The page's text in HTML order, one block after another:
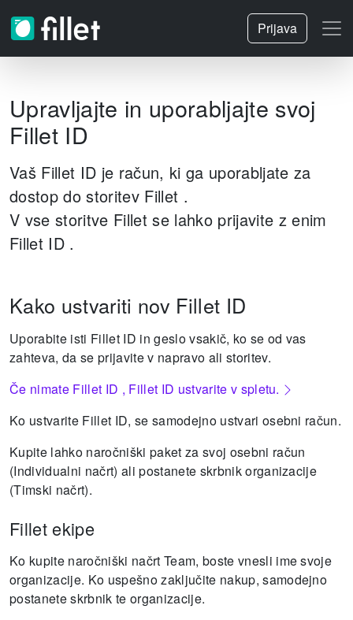
Prijava
Upravljajte in uporabljajte svoj
Fillet ID
Vaš Fillet ID je račun, ki ga uporabljate za
dostop do storitev Fillet .
V vse storitve Fillet se lahko prijavite z enim
Fillet ID .
Kako ustvariti nov Fillet ID
Uporabite isti Fillet ID in geslo vsakič, ko se od vas
zahteva, da se prijavite v napravo ali storitev.
Če nimate Fillet ID , Fillet ID ustvarite v spletu.
Ko ustvarite Fillet ID, se samodejno ustvari osebni račun.
Kupite lahko naročniški paket za svoj osebni račun
(Individualni načrt) ali postanete skrbnik organizacije
(Timski načrt).
Fillet ekipe
Ko kupite naročniški načrt Team, boste vnesli ime svoje
organizacije. Ko uspešno zaključite nakup, samodejno
postanete skrbnik te organizacije.